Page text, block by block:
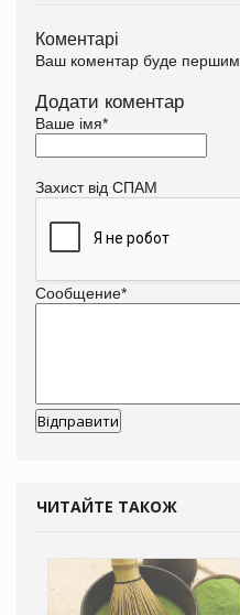
Коментарі
Ваш коментар буде першим.
Додати коментар
Ваше імя*
Захист від СПАМ
Сообщение*
ЧИТАЙТЕ ТАКОЖ